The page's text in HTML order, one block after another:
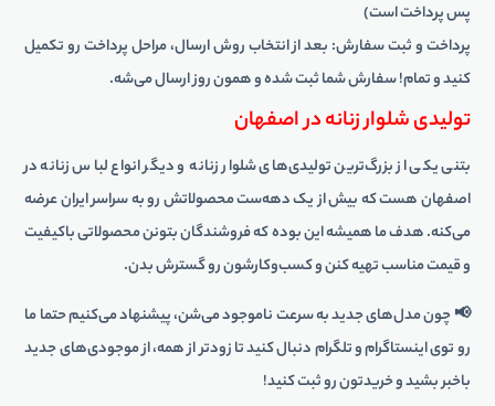
پس پرداخت است)
پرداخت و ثبت سفارش: بعد از انتخاب روش ارسال، مراحل پرداخت رو تکمیل
کنید و تمام! سفارش شما ثبت شده و همون روز ارسال می‌شه.
تولیدی شلوار زنانه در اصفهان
بتنی یکی از بزرگ‌ترین تولیدی‌های شلوار زنانه و دیگر انواع لباس زنانه در
اصفهان هست که بیش از یک دهه‌ست محصولاتش رو به سراسر ایران عرضه
می‌کنه. هدف ما همیشه این بوده که فروشندگان بتونن محصولاتی باکیفیت
و قیمت مناسب تهیه کنن و کسب‌وکارشون رو گسترش بدن.
📢 چون مدل‌های جدید به سرعت ناموجود می‌شن، پیشنهاد می‌کنیم حتما ما
رو توی اینستاگرام و تلگرام دنبال کنید تا زودتر از همه، از موجودی‌های جدید
باخبر بشید و خریدتون رو ثبت کنید!